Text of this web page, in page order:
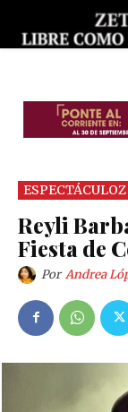
ESPECTÁCULOZ
Reyli
Fiesta de
Por Andrea